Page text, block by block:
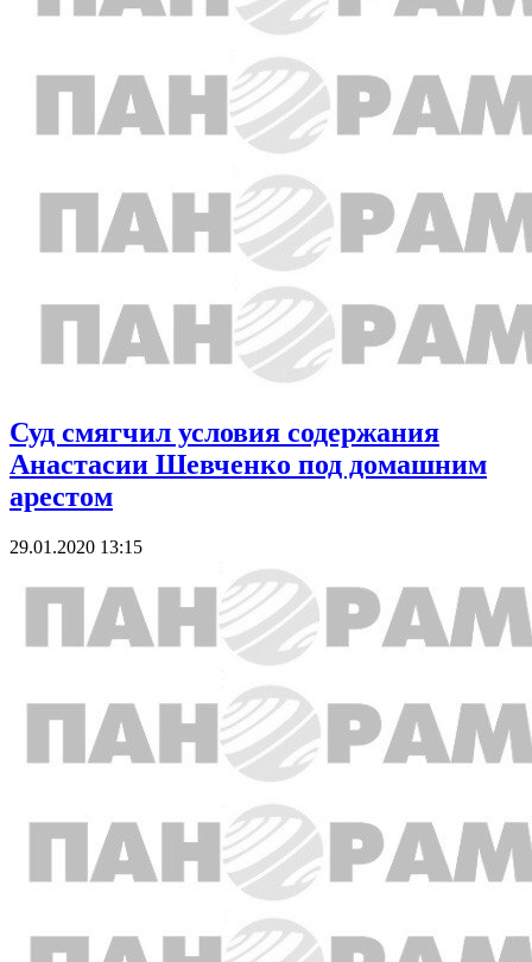
Суд смягчил условия содержания
Анастасии Шевченко под домашним
арестом
29.01.2020 13:15